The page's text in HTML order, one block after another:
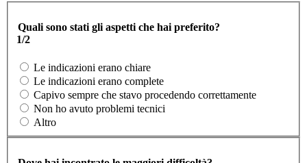
Quali sono stati gli aspetti che hai preferito?
1/2
Le indicazioni erano chiare
Le indicazioni erano complete
Capivo sempre che stavo procedendo correttamente
Non ho avuto problemi tecnici
Altro